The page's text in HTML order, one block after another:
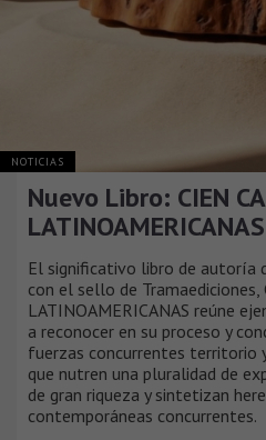
NOTICIAS
Nuevo Libro: CIEN
LATINOAMERICANAS
El significativo libro de autoría
con el sello de Tramaediciones,
LATINOAMERICANAS reúne
a reconocer en su proceso y
fuerzas concurrentes territorio
que nutren una pluralidad de
de gran riqueza y sintetizan
contemporáneas concurrentes.